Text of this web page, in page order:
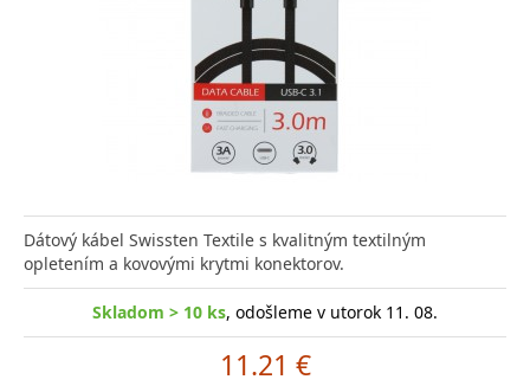
Dátový kábel Swissten Textile s kvalitným textilným
opletením a kovovými krytmi konektorov.
Skladom > 10 ks, odošleme v utorok 11. 08.
11.21 €